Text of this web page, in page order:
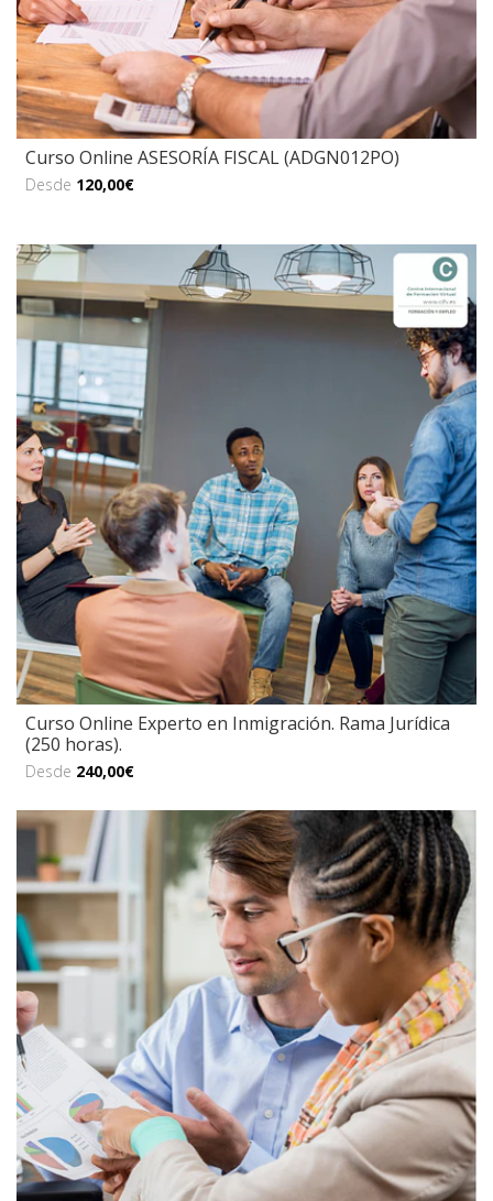
Curso Online ASESORÍA FISCAL (ADGN012PO)
Desde 120,00€
Curso Online Experto en Inmigración. Rama Jurídica
(250 horas).
Desde 240,00€